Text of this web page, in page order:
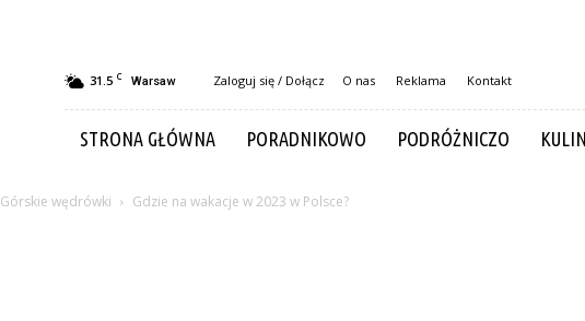
31.5 C Warsaw Zaloguj się / Dołącz O nas Reklama Kontakt
STRONA GŁÓWNA PORADNIKOWO PODRÓŻNICZO
Górskie wędrówki Gdzie na wakacje w 2023 w Polsce?